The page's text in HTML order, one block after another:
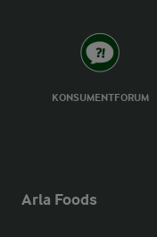
KONSUMENTFORUM
Arla Foods